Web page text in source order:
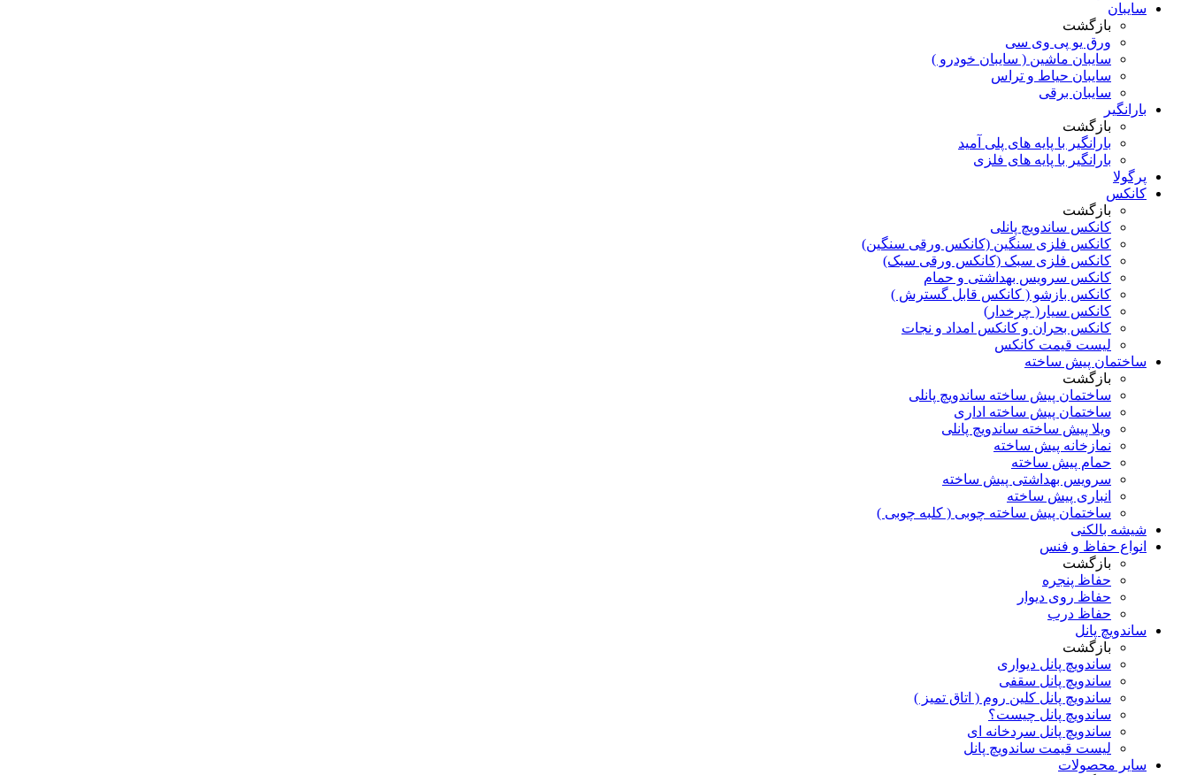
سایبان
بازگشت
ورق یو پی وی سی
سایبان ماشین ( سایبان خودرو )
سایبان حیاط و تراس
سایبان برقی
بارانگیر
بازگشت
بارانگیر با پایه های پلی آمید
بارانگیر با پایه های فلزی
پرگولا
کانکس
بازگشت
کانکس ساندویچ پانلی
کانکس فلزی سنگین (کانکس ورقی سنگین)
کانکس فلزی سبک (کانکس ورقی سبک)
کانکس سرویس بهداشتی و حمام
کانکس بازشو ( کانکس قابل گسترش )
کانکس سیار( چرخدار)
کانکس بحران و کانکس امداد و نجات
لیست قیمت کانکس
ساختمان پیش ساخته
بازگشت
ساختمان پیش ساخته ساندویچ پانلی
ساختمان پیش ساخته اداری
ویلا پیش ساخته ساندویچ پانلی
نمازخانه پیش ساخته
حمام پیش ساخته
سرویس بهداشتی پیش ساخته
انباری پیش ساخته
ساختمان پیش ساخته چوبی ( کلبه چوبی )
شیشه بالکنی
انواع حفاظ و فنس
بازگشت
حفاظ پنجره
حفاظ روی دیوار
حفاظ درب
ساندویچ پانل
بازگشت
ساندویچ پانل دیواری
ساندویچ پانل سقفی
ساندویچ پانل کلین روم ( اتاق تمیز )
ساندویچ پانل چیست؟
ساندویچ پانل سردخانه ای
لیست قیمت ساندویچ پانل
سایر محصولات